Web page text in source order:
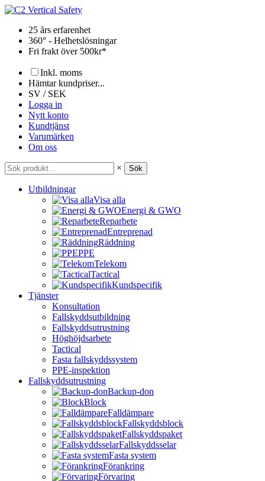
Hoppa
innehåll25 års erfarenhet
360° - Helhetslösningar
Fri frakt över 500kr*
Inkl. moms
Hämtar kundpriser...
SV / SEK
Logga in
Nytt konto
Kundtjänst
Varumärken
Om oss
× Sök
Utbildningar
Visa alla
Energi & GWO
Reparbete
Entreprenad
Räddning
PPE
Telekom
Tactical
Kundspecifik
Tjänster
Konsultation
Fallskyddsutbildning
Fallskyddsutrustning
Höghöjdsarbete
Tactical
Fasta fallskyddssystem
PPE-inspektion
Fallskyddsutrustning
Backup-don
Block
Falldämpare
Fallskyddsblock
Fallskyddspaket
Fallskyddsselar
Fasta system
Förankring
Förvaring